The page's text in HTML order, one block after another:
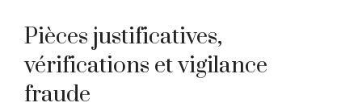
Pièces justificatives,
vérifications et vigilance
fraude